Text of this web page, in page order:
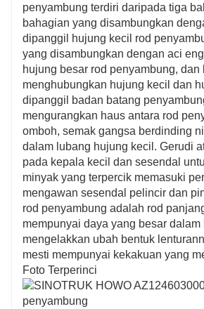
penyambung terdiri daripada tiga
bahagian yang disambungkan
dipanggil hujung kecil rod
yang disambungkan dengan aci
hujung besar rod penyambung, dan
menghubungkan hujung kecil dan
dipanggil badan batang
mengurangkan haus antara rod
omboh, semak gangsa berdinding
dalam lubang hujung kecil. Gerudi
pada kepala kecil dan sesendal
minyak yang terpercik memasuki
mengawan sesendal pelincir dan
rod penyambung adalah rod
mempunyai daya yang besar dalam
mengelakkan ubah bentuk
mesti mempunyai kekakuan yang
Foto Terperinci